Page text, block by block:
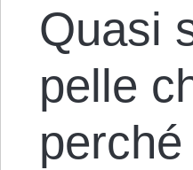
Quasi
pelle